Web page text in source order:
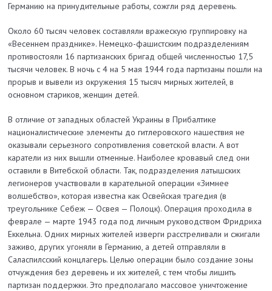
Германию на принудительные работы, сожгли ряд деревень.
Около 60 тысяч человек составляли вражескую группировку на
«Весеннем празднике». Немецко-фашистским подразделениям
противостояли 16 партизанских бригад общей численностью 17,5
тысячи человек. В ночь с 4 на 5 мая 1944 года партизаны пошли на
прорыв и вывели из окружения 15 тысяч мирных жителей, в
основном стариков, женщин детей.
В отличие от западных областей Украины в Прибалтике
националистические элементы до гитлеровского нашествия не
оказывали серьезного сопротивления советской власти. А вот
каратели из них вышли отменные. Наиболее кровавый след они
оставили в Витебской области. Так, подразделения латышских
легионеров участвовали в карательной операции «Зимнее
волшебство», которая известна как Освейская трагедия (в
треугольнике Себеж — Освея — Полоцк). Операция проходила в
феврале — марте 1943 года под личным руководством Фридриха
Еккельна. Одних мирных жителей изверги расстреливали и сжигали
заживо, других угоняли в Германию, а детей отправляли в
Саласпилсcкий концлагерь. Целью операции было создание зоны
отчуждения без деревень и их жителей, с тем чтобы лишить
партизан поддержки. Это предполагало массовое уничтожение